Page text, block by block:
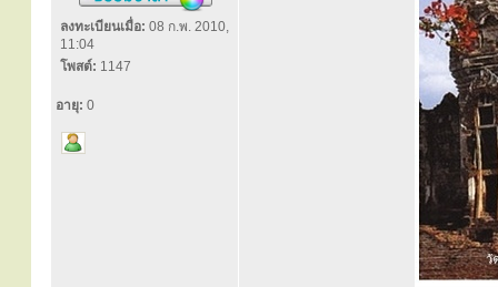
ลงทะเบียนเมื่อ: 08 ก.พ. 2010,
11:04
โพสต์: 1147
อายุ: 0